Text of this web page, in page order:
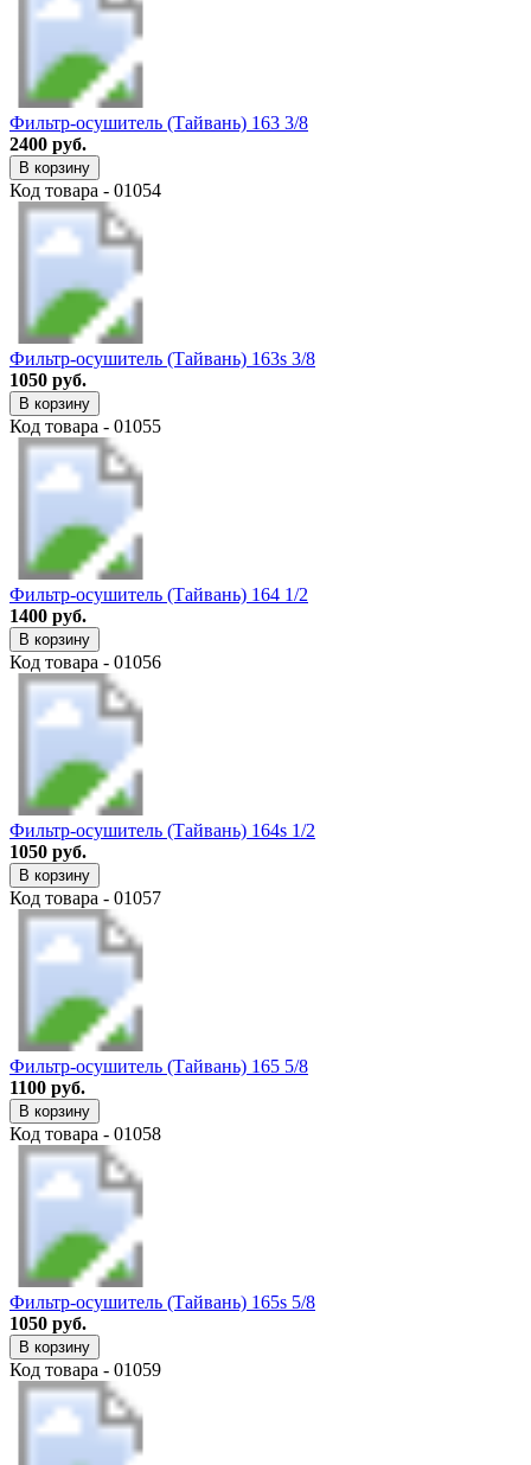
Фильтр-осушитель (Тайвань) 163 3/8
2400 руб.
В корзину
Код товара - 01054
Фильтр-осушитель (Тайвань) 163s 3/8
1050 руб.
В корзину
Код товара - 01055
Фильтр-осушитель (Тайвань) 164 1/2
1400 руб.
В корзину
Код товара - 01056
Фильтр-осушитель (Тайвань) 164s 1/2
1050 руб.
В корзину
Код товара - 01057
Фильтр-осушитель (Тайвань) 165 5/8
1100 руб.
В корзину
Код товара - 01058
Фильтр-осушитель (Тайвань) 165s 5/8
1050 руб.
В корзину
Код товара - 01059